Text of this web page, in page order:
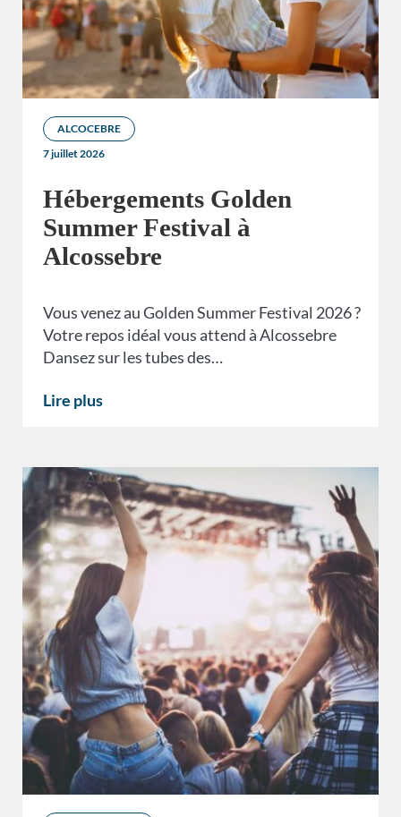
ALCOCEBRE
7 juillet 2026
Hébergements Golden
Summer Festival à
Alcossebre
Vous venez au Golden Summer Festival 2026 ?
Votre repos idéal vous attend à Alcossebre
Dansez sur les tubes des…
Lire plus